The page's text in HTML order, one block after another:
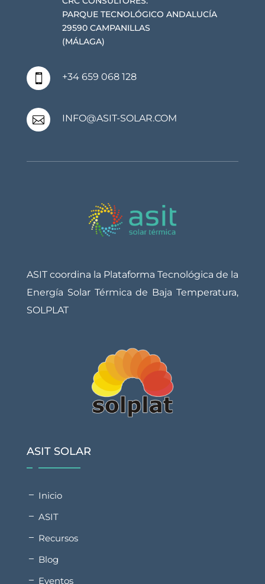
PARQUE TECNOLÓGICO ANDALUCÍA
29590 CAMPANILLAS
(MÁLAGA)
 +34 659 068 128
 INFO@ASIT-SOLAR.COM
ASIT coordina la Plataforma Tecnológica de la
Energía Solar Térmica de Baja Temperatura,
SOLPLAT
ASIT SOLAR
Inicio
ASIT
Recursos
Blog
Eventos